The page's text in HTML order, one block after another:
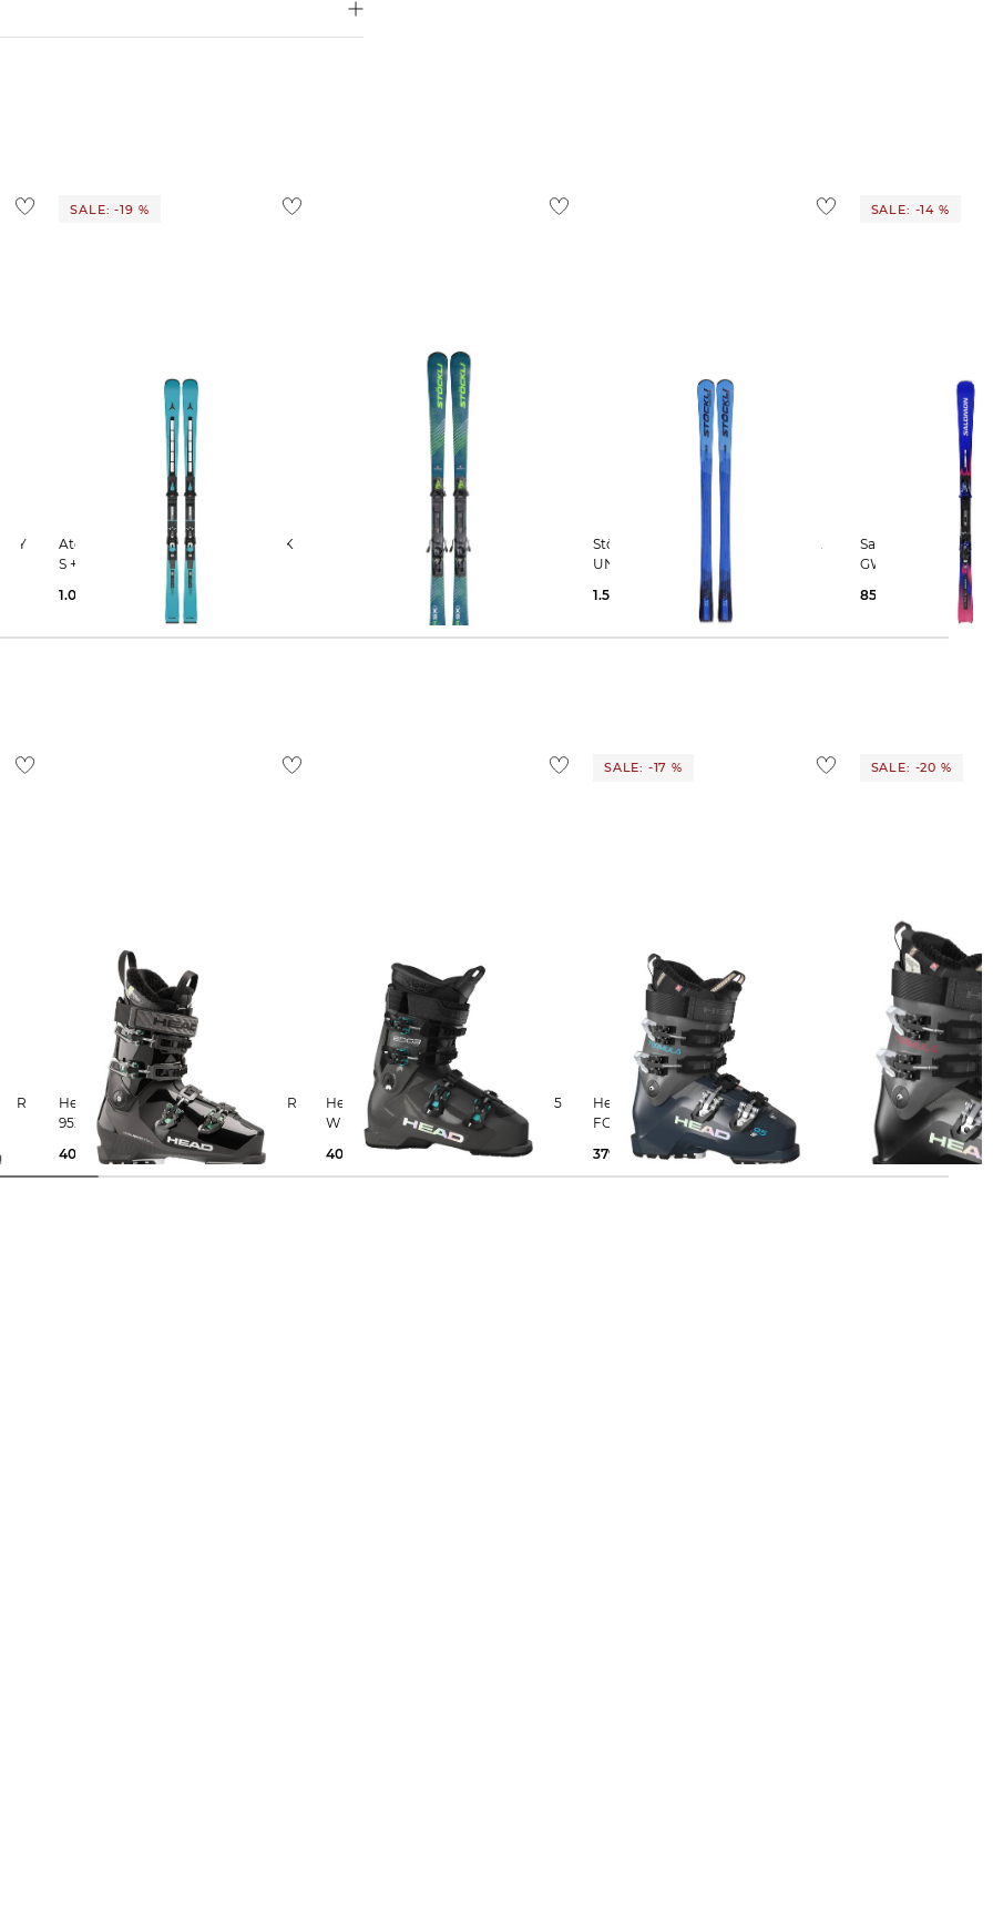
Ausland findest duhier
SALE: -19 %
Atomic | Skier REDSTER X9S RVSK
S + I 12 GW T
1.026,19 €
1.259,99 €
Bindung und D20 Speed Platte
Stöckli | Skier LASER SL MIT SRT12
UND D20 SPEED
1.599,00 €
SALE: -14 %
Salomon | Skier EQUIPE SL 12 + I12
GW
856,95 €
Head | Damen Skischuhe KALIBER
95X W MV GW
400,00 €
Head | Damen Skischuhe EDGE 85
W HV
400,00 €
SALE: -17 %
Head | Damen Skischuhe
FORMULA 95 W LV GW
379,95 €
460,00 €
SALE: -20 %
Head | Damen Skischuhe
FORMULA 105 W
399,95 €
500,00